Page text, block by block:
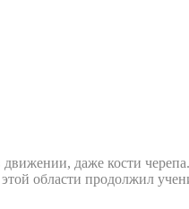
даже кости
области продолжил